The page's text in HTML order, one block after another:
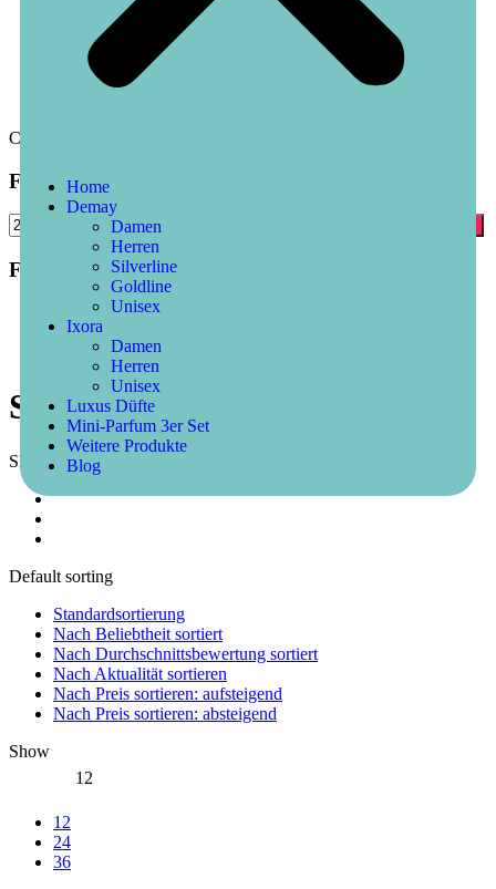
Home
Demay
Damen
Herren
Silverline
Goldline
Unisex
Ixora
Damen
Herren
Unisex
Luxus Düfte
Mini-Parfum 3er Set
Weitere Produkte
Blog
Close
Filtern Nach Preis
Filtern Nach Für
Damen
(23)
Herren
Unisex (12)
Silverline
Showing 1–12 of 47 item(s)
Default sorting
Standardsortierung
Nach Beliebtheit sortiert
Nach Durchschnittsbewertung sortiert
Nach Aktualität sortieren
Nach Preis sortieren: aufsteigend
Nach Preis sortieren: absteigend
Show
12
12
24
36